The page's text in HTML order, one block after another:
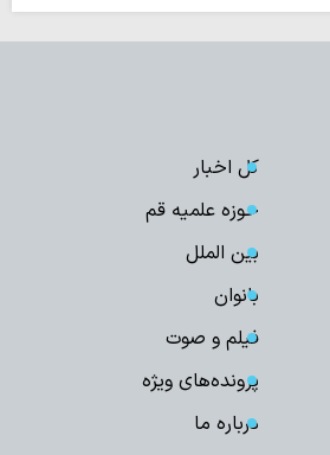
کل اخبار
حوزه علمیه قم
بین الملل
بانوان
فیلم و صوت
پرونده‌های ویژه
درباره ما